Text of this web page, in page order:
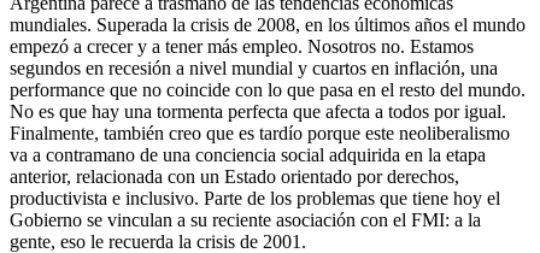
mundiales. Superada la crisis de 2008, en los últimos años el mundo
empezó a crecer y a tener más empleo. Nosotros no. Estamos
segundos en recesión a nivel mundial y cuartos en inflación, una
performance que no coincide con lo que pasa en el resto del mundo.
No es que hay una tormenta perfecta que afecta a todos por igual.
Finalmente, también creo que es tardío porque este neoliberalismo
va a contramano de una conciencia social adquirida en la etapa
anterior, relacionada con un Estado orientado por derechos,
productivista e inclusivo. Parte de los problemas que tiene hoy el
Gobierno se vinculan a su reciente asociación con el FMI: a la
gente, eso le recuerda la crisis de 2001.